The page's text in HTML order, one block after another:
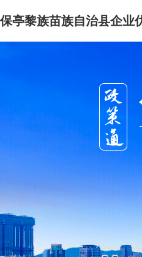
保亭黎族苗族自治县企业